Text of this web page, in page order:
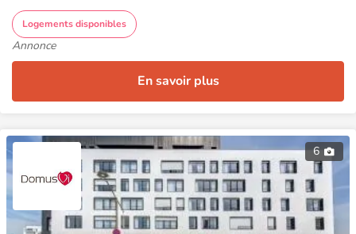
Logements disponibles
Annonce
En savoir plus
6